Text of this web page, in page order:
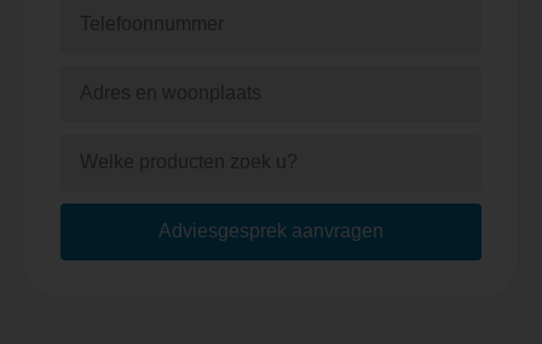
Adviesgesprek aanvragen